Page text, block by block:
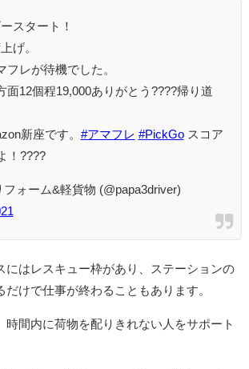
スタート！
げ。
フレが待機でした。
面12個程19,000ありがとう????帰り道
新座です。 #アマフレ #PickGoスコア
！????
ォーム&軽貨物 (@papa3driver)
にはレスキュー枠があり、ステーションの
だけで仕事が終わることもあります。
時間内に荷物を配りきれない人をサポート